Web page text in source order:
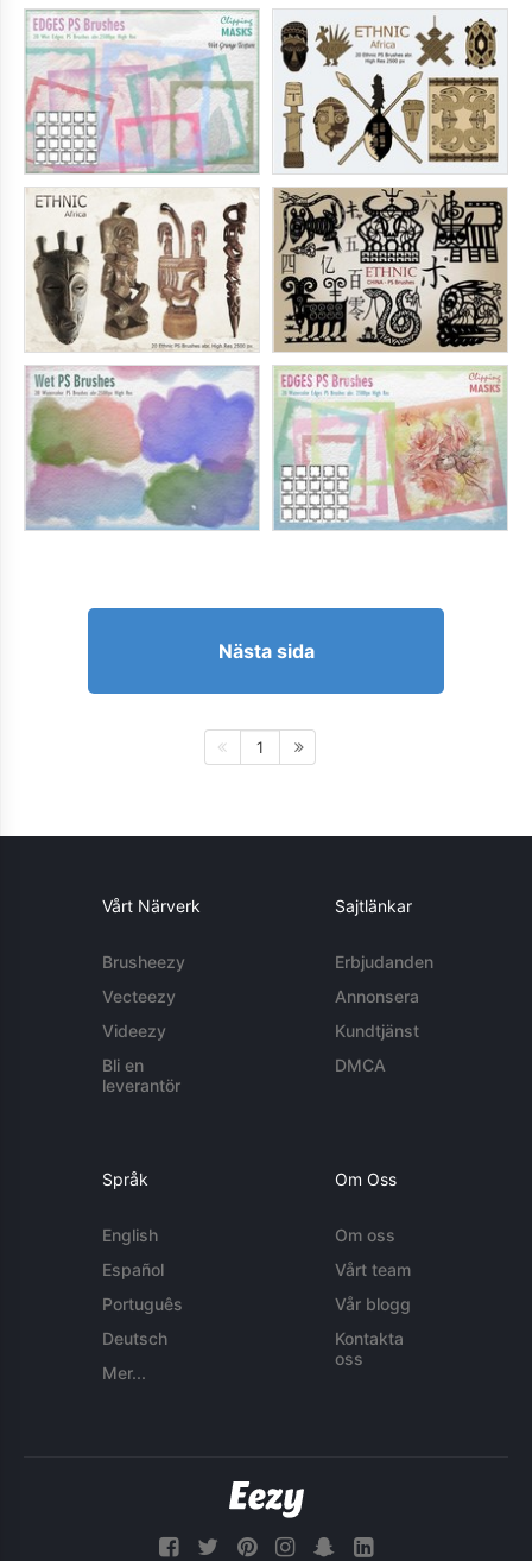
Nästa sida
1
Vårt Närverk
Brusheezy
Vecteezy
Videezy
Bli en
leverantör
Sajtlänkar
Erbjudanden
Annonsera
Kundtjänst
DMCA
Språk
English
Español
Português
Deutsch
Mer...
Om Oss
Om oss
Vårt team
Vår blogg
Kontakta
oss